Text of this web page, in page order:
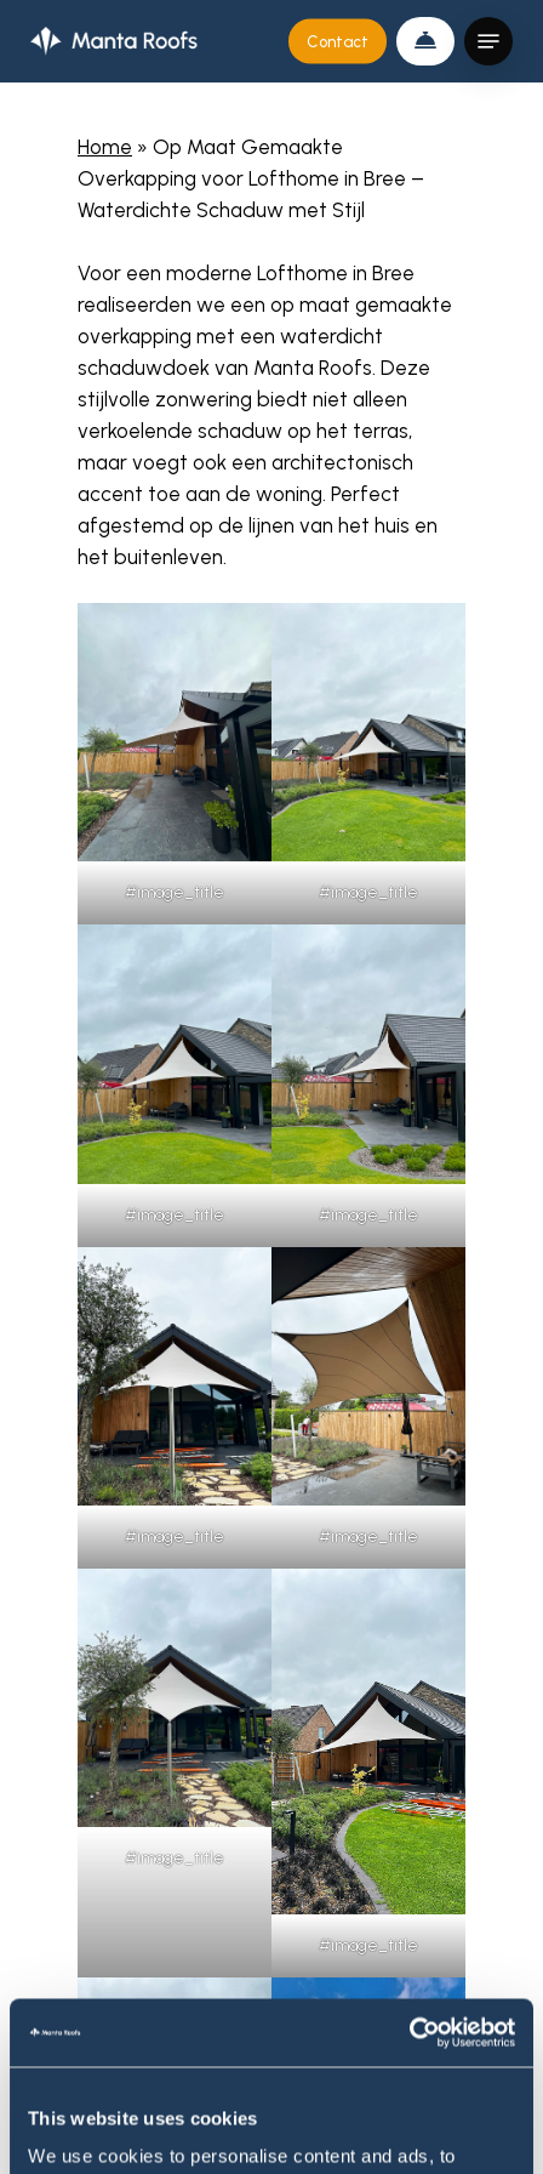
This website uses cookies
We use cookies to personalise content and ads, to
main
Contact
Menu
Home » Op Maat Gemaakte
Overkapping voor Lofthome in Bree –
Waterdichte Schaduw met Stijl
Voor een moderne Lofthome in Bree
realiseerden we een op maat gemaakte
overkapping met een waterdicht
schaduwdoek van Manta Roofs. Deze
stijlvolle zonwering biedt niet alleen
verkoelende schaduw op het terras,
maar voegt ook een architectonisch
accent toe aan de woning. Perfect
afgestemd op de lijnen van het huis en
het buitenleven.
#image_title #image_title
#image_title #image_title
#image_title #image_title
#image_title
#image_title